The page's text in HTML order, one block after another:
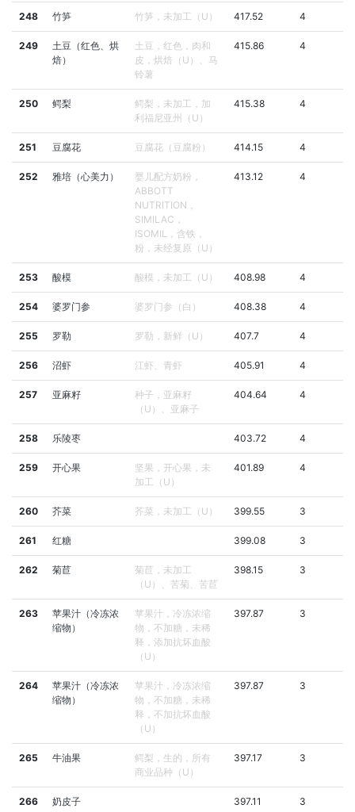
248 竹笋 竹笋，未加工（U） 417.52 4
249
土豆（红色、烘
焙）
土豆，红色，肉和
皮，烘焙（U）、马
铃薯
415.86 4
250 鳄梨
鳄梨，未加工，加
利福尼亚州（U）
415.38 4
251 豆腐花 豆腐花（豆腐粉） 414.15 4
252 雅培（心美力）
婴儿配方奶粉，
ABBOTT
NUTRITION，
SIMILAC，
ISOMIL，含铁，
粉，未经复原（U）
413.12 4
253 酸模 酸模，未加工（U） 408.98 4
254 婆罗门参 婆罗门参（白） 408.38 4
255 罗勒 罗勒，新鲜（U） 407.7 4
256 沼虾 江虾、青虾 405.91 4
257 亚麻籽
种子，亚麻籽
（U）、亚麻子
404.64 4
258 乐陵枣 403.72 4
259 开心果
坚果，开心果，未
加工（U）
401.89 4
260 芥菜 芥菜，未加工（U） 399.55 3
261 红糖 399.08 3
262 菊苣
菊苣，未加工
（U）、苦菊、苦苣
398.15 3
263
苹果汁（冷冻浓
缩物）
苹果汁，冷冻浓缩
物，不加糖，未稀
释，添加抗坏血酸
（U）
397.87 3
264
苹果汁（冷冻浓
缩物）
苹果汁，冷冻浓缩
物，不加糖，未稀
释，不加抗坏血酸
（U）
397.87 3
265 牛油果
鳄梨，生的，所有
商业品种（U）
397.17 3
266 奶皮子 397.11 3